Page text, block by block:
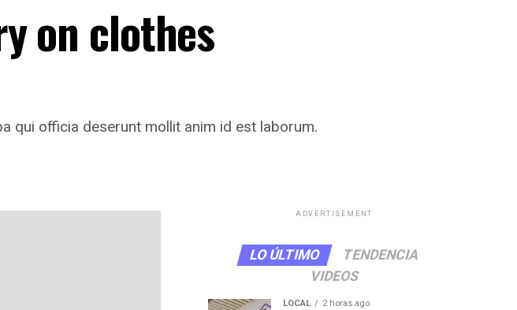
on clothes
qui officia deserunt mollit anim id est laborum.
ADVERTISEMENT
LO ÚLTIMO
TENDENCIA
VIDEOS
LOCAL 2 horas ago